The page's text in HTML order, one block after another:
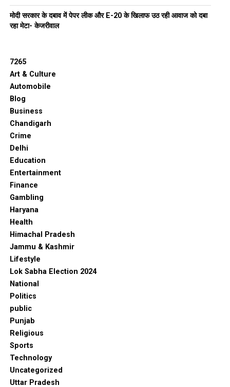
मोदी सरकार के दबाव में पेपर लीक और E-20 के खिलाफ उठ रही आवाज को दबा
रहा मेटा- केजरीवाल
7265
Art & Culture
Automobile
Blog
Business
Chandigarh
Crime
Delhi
Education
Entertainment
Finance
Gambling
Haryana
Health
Himachal Pradesh
Jammu & Kashmir
Lifestyle
Lok Sabha Election 2024
National
Politics
public
Punjab
Religious
Sports
Technology
Uncategorized
Uttar Pradesh